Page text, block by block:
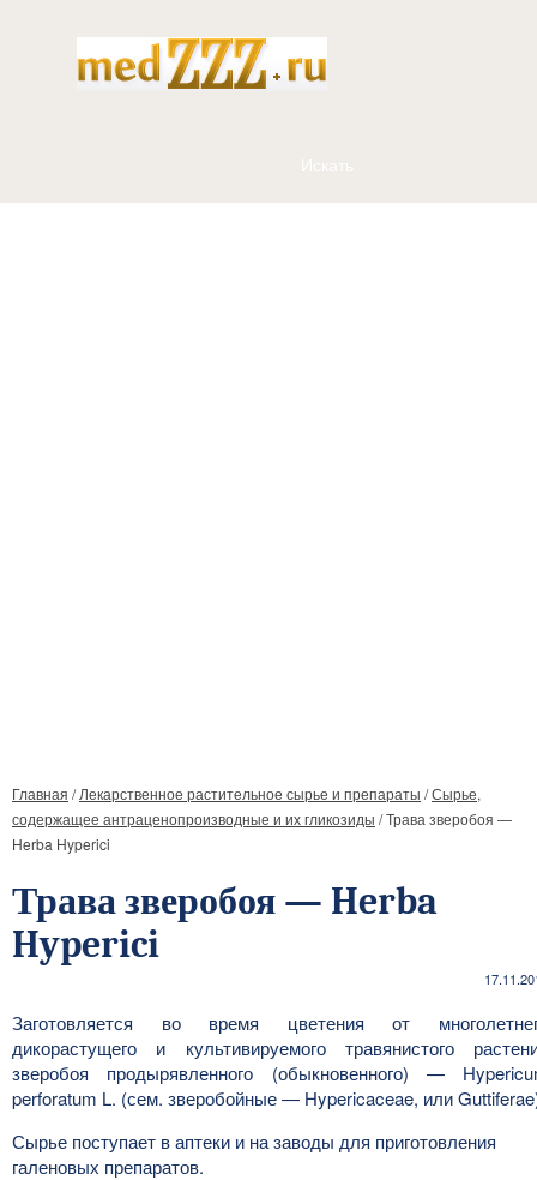
Главная /Лекарственное растительное сырье и препараты /Сырье,
содержащее антраценопроизводные и их гликозиды /Трава зверобоя —
Herba Hyperici
Трава зверобоя — Herba
Hyperici
Заготовляется во время цветения от
дикорастущего и культивируемого травянистого
зверобоя продырявленного (обыкновенного) —
perforatum L. (сем. зверобойные — Hypericaceae, или
Сырье поступает в аптеки и на заводы для приготовления
галеновых препаратов.